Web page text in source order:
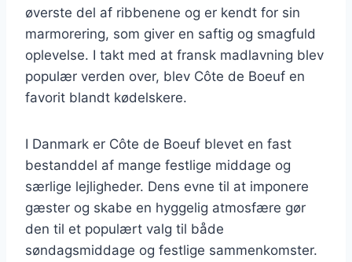
øverste del af ribbenene og er kendt for sin
marmorering, som giver en saftig og smagfuld
oplevelse. I takt med at fransk madlavning blev
populær verden over, blev Côte de Boeuf en
favorit blandt kødelskere.
I Danmark er Côte de Boeuf blevet en fast
bestanddel af mange festlige middage og
særlige lejligheder. Dens evne til at imponere
gæster og skabe en hyggelig atmosfære gør
den til et populært valg til både
søndagsmiddage og festlige sammenkomster.